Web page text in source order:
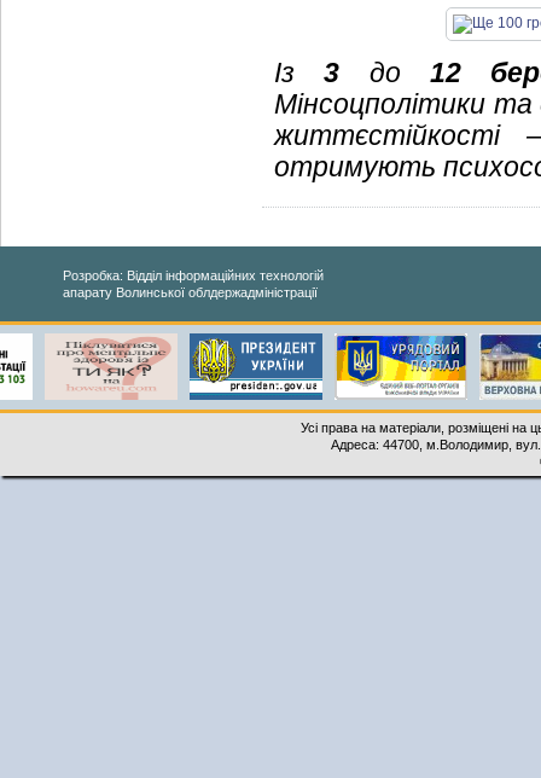
Із3 до12
Мінсоцполітики
життєстійкості
отримують
Розробка: Відділ інформаційних технологій
апарату Волинської облдержадміністрації
Усі права на матеріали, розміщені на
Адреса: 44700, м.Володимир,